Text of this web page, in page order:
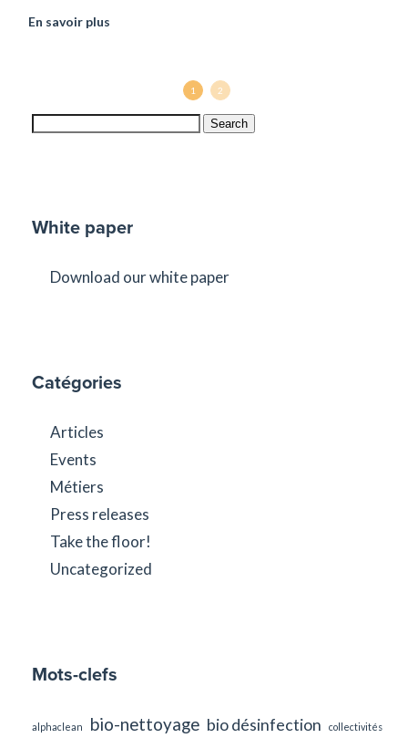
En savoir plus
1 2
Search
White paper
Download our white paper
Catégories
Articles
Events
Métiers
Press releases
Take the floor!
Uncategorized
Mots-clefs
alphaclean bio-nettoyage bio désinfection collectivités